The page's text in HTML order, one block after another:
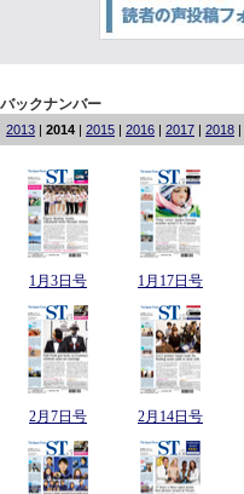
バックナンバー
2013 2014 2015 2016 2017 2018
1月3日号 1月17日号
2月7日号 2月14日号